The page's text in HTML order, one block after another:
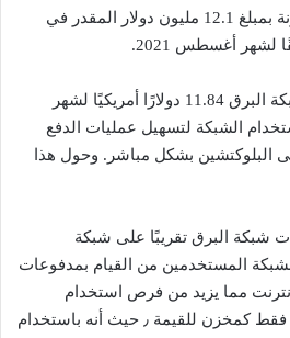
هذا زيادة بنسبة 546% مقارنة بمبلغ 12.1 مليون دولار المقدر في
بلغ متوسط حجم معاملة شبكة البرق 11.84 دولارًا أمريكيًا لشهر
الشبكة لتسهيل عمليات الدفع
البلوكتشين بشكل مباشر. وحول هذا
شبكة البرق تقريبًا على شبكة
المستخدمين من القيام بمدفوعات
مما يزيد من فرص استخدام
البتكوين كوسيلة دفع وليس فقط كمخزن للقيمة ٫ حيث أنه باستخدام